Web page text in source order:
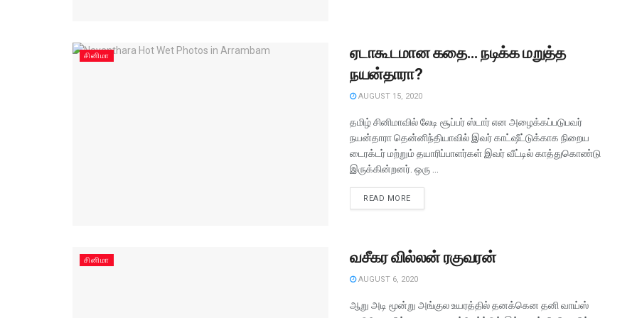
சினிமா
ஏடாகூடமான கதை… நடிக்க மறுத்த
நயன்தாரா?
AUGUST 15, 2020
தமிழ் சினிமாவில் லேடி சூப்பர் ஸ்டார் என அழைக்கப்படுபவர்
நயன்தாரா தென்னிந்தியாவில் இவர் காட்ஷீட்டுக்காக நிறைய
டைரக்டர் மற்றும் தயாரிப்பாளர்கள் இவர் வீட்டில் காத்துகொண்டு
இருக்கின்றனர். ஒரு ...
READ MORE
சினிமா வசீகர வில்லன் ரகுவரன்
AUGUST 6, 2020
ஆறு அடி மூன்று அங்குல உயரத்தில் தனக்கென தனி வாய்ஸ்